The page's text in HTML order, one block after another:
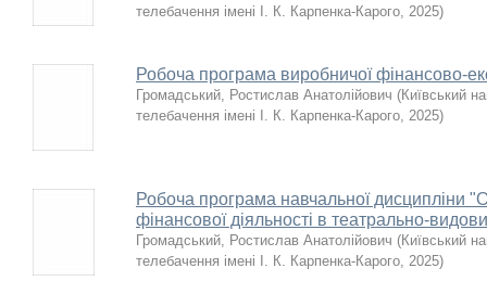
телебачення імені І. К. Карпенка-Карого, 2025)
Робоча програма виробничої фінансово-
Громадський, Ростислав Анатолійович (Київський
телебачення імені І. К. Карпенка-Карого, 2025)
Робоча програма навчальної дисципліни
фінансової діяльності в театрально-
Громадський, Ростислав Анатолійович (Київський
телебачення імені І. К. Карпенка-Карого, 2025)